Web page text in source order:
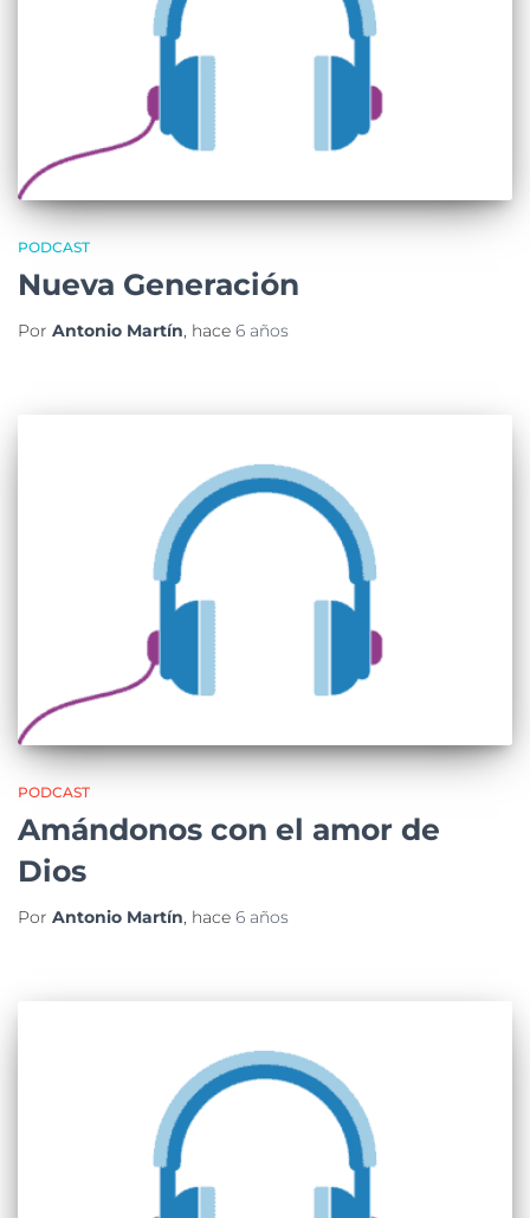
PODCAST
Nueva Generación
Por Antonio Martín, hace 6 años
PODCAST
Amándonos con el amor de
Dios
Por Antonio Martín, hace 6 años